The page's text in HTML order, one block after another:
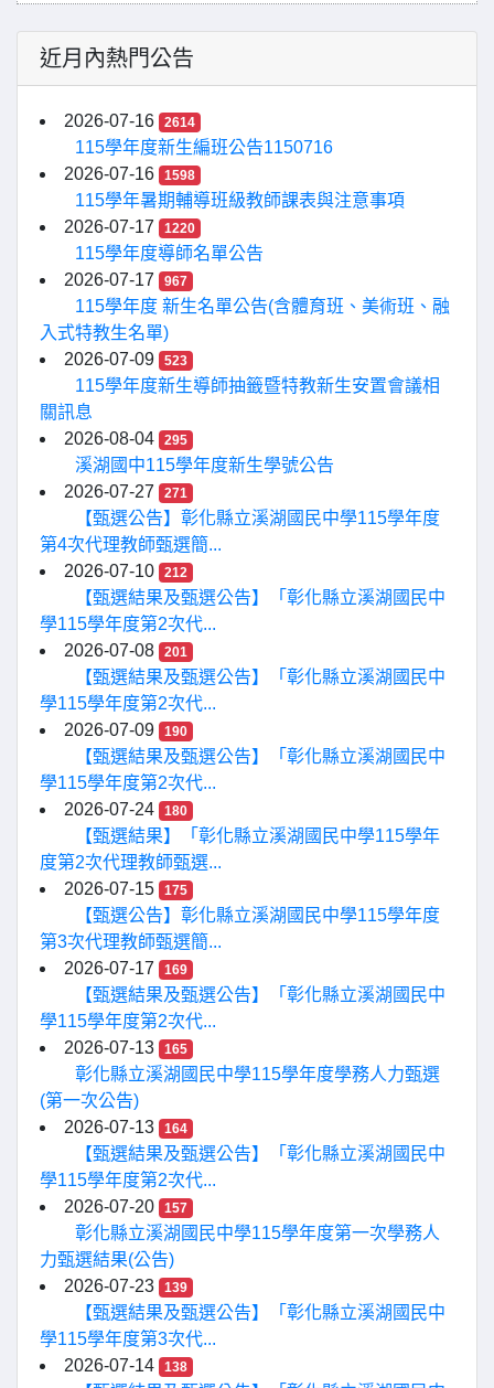
近月內熱門公告
2026-07-16 2614
115學年度新生編班公告1150716
2026-07-16
1598
115學年暑期輔導班級教師課表與注意事項
2026-07-17
1220
115學年度導師名單公告
2026-07-17
967
115學年度 新生名單公告(含體育班、美術班、融
入式特教生名單)
2026-07-09
523
115學年度新生導師抽籤暨特教新生安置會議相
關訊息
2026-08-04
295
溪湖國中115學年度新生學號公告
2026-07-27
271
【甄選公告】彰化縣立溪湖國民中學115學年度
第4次代理教師甄選簡...
2026-07-10
212
【甄選結果及甄選公告】「彰化縣立溪湖國民中
學115學年度第2次代...
2026-07-08
201
【甄選結果及甄選公告】「彰化縣立溪湖國民中
學115學年度第2次代...
2026-07-09
190
【甄選結果及甄選公告】「彰化縣立溪湖國民中
學115學年度第2次代...
2026-07-24
180
【甄選結果】「彰化縣立溪湖國民中學115學年
度第2次代理教師甄選...
2026-07-15
175
【甄選公告】彰化縣立溪湖國民中學115學年度
第3次代理教師甄選簡...
2026-07-17
169
【甄選結果及甄選公告】「彰化縣立溪湖國民中
學115學年度第2次代...
2026-07-13
165
彰化縣立溪湖國民中學115學年度學務人力甄選
(第一次公告)
2026-07-13
164
【甄選結果及甄選公告】「彰化縣立溪湖國民中
學115學年度第2次代...
2026-07-20
157
彰化縣立溪湖國民中學115學年度第一次學務人
力甄選結果(公告)
2026-07-23
139
【甄選結果及甄選公告】「彰化縣立溪湖國民中
學115學年度第3次代...
2026-07-14
138